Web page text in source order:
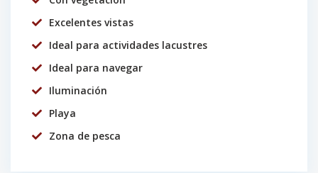
Excelentes vistas
Ideal para actividades lacustres
Ideal para navegar
Iluminación
Playa
Zona de pesca